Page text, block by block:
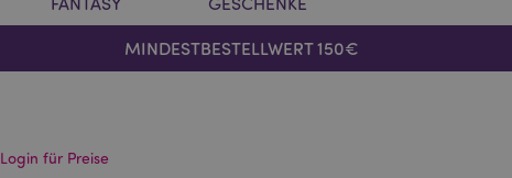
MINDESTBESTELLWERT 150€
Login für Preise